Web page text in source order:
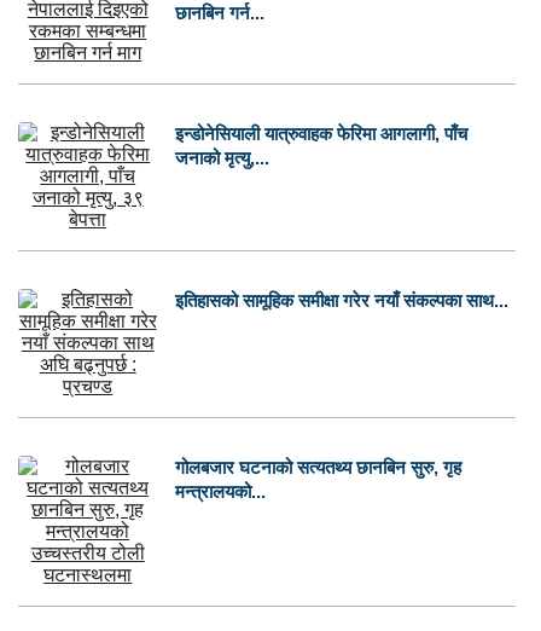
छानबिन गर्न...
इन्डोनेसियाली यात्रुवाहक फेरिमा आगलागी, पाँच
जनाको मृत्यु,...
इतिहासको सामूहिक समीक्षा गरेर नयाँ संकल्पका साथ...
गोलबजार घटनाको सत्यतथ्य छानबिन सुरु, गृह
मन्त्रालयको...